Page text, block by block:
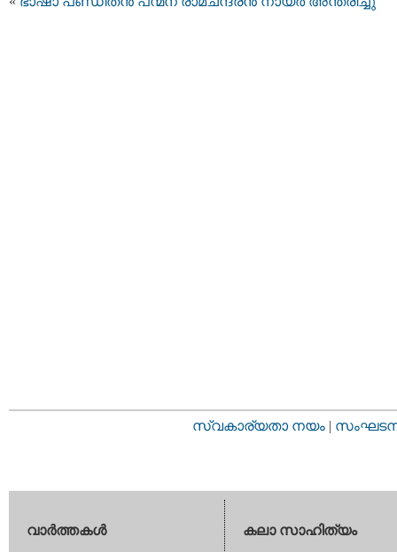
സ്വകാര്യതാ നയം |
വാര്‍ത്തകള്‍
കലാ സാഹിത്യം